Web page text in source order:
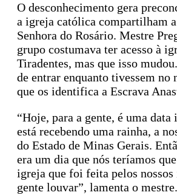
O desconhecimento gera
a igreja católica compartilham a
Senhora do Rosário. Mestre
grupo costumava ter acesso à
Tiradentes, mas que isso
de entrar enquanto tivessem no
que os identifica a Escrava
“Hoje, para a gente, é uma
está recebendo uma rainha, a
do Estado de Minas Gerais.
era um dia que nós teríamos
igreja que foi feita pelos nossos
gente louvar”, lamenta o mestre.